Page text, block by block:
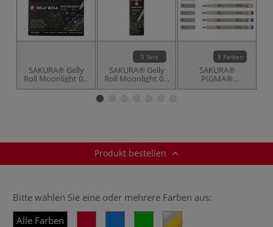
SAKURA® Gelly
Roll Moonlight 06,
12-teiliges Set
5 Sets
SAKURA® Gelly
Roll Moonlight 06,
3er-Sets
8 Farben
SAKURA®
PIGMA®
MICRON™ PN
Produkt bestellen
Bitte wählen Sie eine oder mehrere Farben aus:
Alle Farben